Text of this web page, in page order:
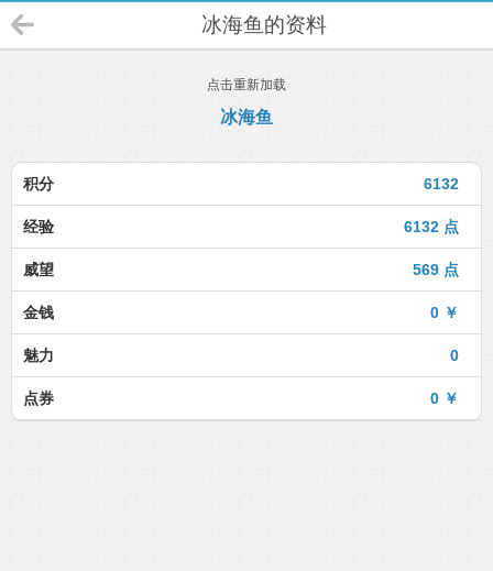
冰海鱼的资料
点击重新加载
冰海鱼
6132
积分
6132 点
经验
569 点
威望
0 ￥
金钱
0
魅力
0 ￥
点券